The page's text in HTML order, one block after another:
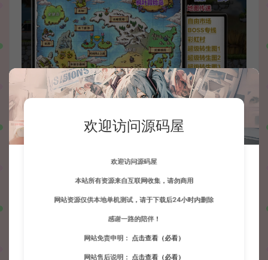
欢迎访问源码屋
欢迎访问源码屋
本站所有资源来自互联网收集，请勿商用
网站资源仅供本地单机测试，请于下载后24小时内删除
感谢一路的陪伴！
网站免责申明： 点击查看（必看）
网站售后说明： 点击查看（必看）